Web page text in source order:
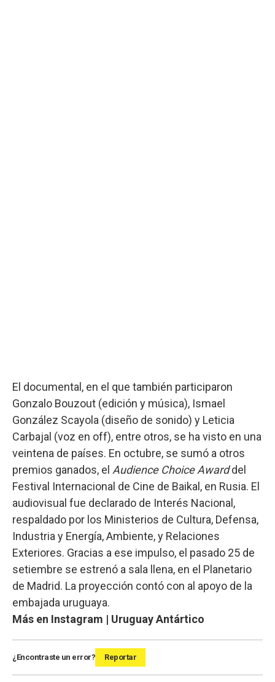
El documental, en el que también participaron
Gonzalo Bouzout (edición y música), Ismael
González Scayola (diseño de sonido) y Leticia
Carbajal (voz en off), entre otros, se ha visto en una
veintena de países. En octubre, se sumó a otros
premios ganados, el Audience Choice Awarddel
Festival Internacional de Cine de Baikal, en Rusia. El
audiovisual fue declarado de Interés Nacional,
respaldado por los Ministerios de Cultura, Defensa,
Industria y Energía, Ambiente, y Relaciones
Exteriores. Gracias a ese impulso, el pasado 25 de
setiembre se estrenó a sala llena, en el Planetario
de Madrid. La proyección contó con al apoyo de la
embajada uruguaya.
Más en Instagram | Uruguay Antártico
¿Encontraste un error? Reportar